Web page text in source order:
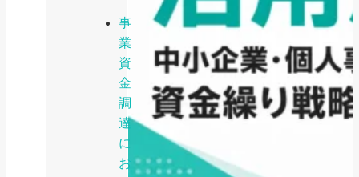
事
業
資
金
調
達
に
お